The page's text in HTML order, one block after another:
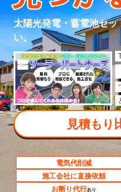
太陽光発電・蓄電池セ
い。
見積もり
電気代削減
施工会社に直接依頼
お断り代行あり